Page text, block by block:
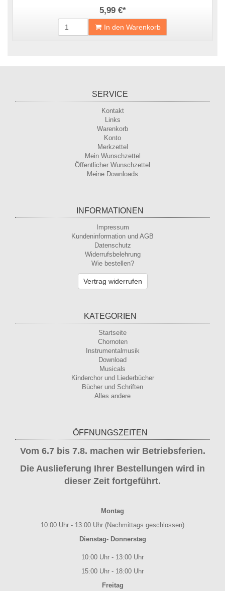
5,99 €*
In den Warenkorb
SERVICE
Kontakt
Links
Warenkorb
Konto
Merkzettel
Mein Wunschzettel
Öffentlicher Wunschzettel
Meine Downloads
INFORMATIONEN
Impressum
Kundeninformation und AGB
Datenschutz
Widerrufsbelehrung
Wie bestellen?
Vertrag widerrufen
KATEGORIEN
Startseite
Chornoten
Instrumentalmusik
Download
Musicals
Kinderchor und Liederbücher
Bücher und Schriften
Alles andere
ÖFFNUNGSZEITEN
Vom 6.7 bis 7.8. machen wir Betriebsferien.
Die Auslieferung Ihrer Bestellungen wird in
dieser Zeit fortgeführt.
Montag
10:00 Uhr - 13:00 Uhr (Nachmittags geschlossen)
Dienstag- Donnerstag
10:00 Uhr - 13:00 Uhr
15:00 Uhr - 18:00 Uhr
Freitag